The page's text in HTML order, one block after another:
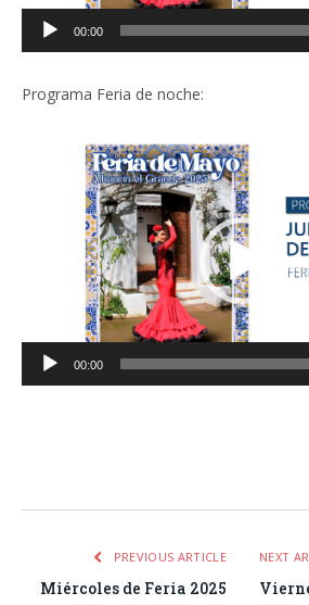
00:00
Programa Feria de noche:
Reproductor
00:00
PREVIOUS ARTICLE
Miércoles de Feria 2025
NEXT